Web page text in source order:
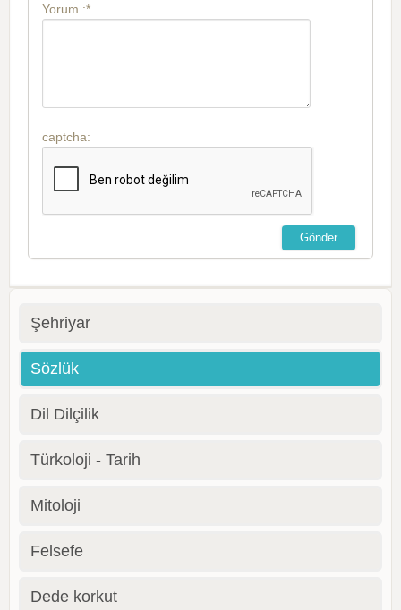
Yorum :*
captcha:
Şehriyar
Sözlük
Dil Dilçilik
Türkoloji - Tarih
Mitoloji
Felsefe
Dede korkut